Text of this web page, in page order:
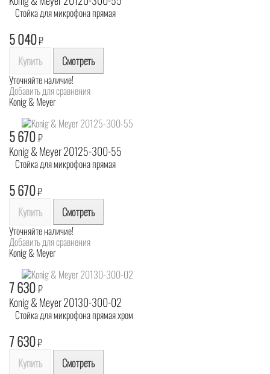
Стойка для микрофона прямая
5 040₽
Купить Смотреть
Уточняйте наличие!
Добавить для сравнения
Konig & Meyer
5 670₽
Konig & Meyer 20125-300-55
Стойка для микрофона прямая
5 670₽
Купить Смотреть
Уточняйте наличие!
Добавить для сравнения
Konig & Meyer
7 630₽
Konig & Meyer 20130-300-02
Стойка для микрофона прямая хром
7 630₽
Купить Смотреть